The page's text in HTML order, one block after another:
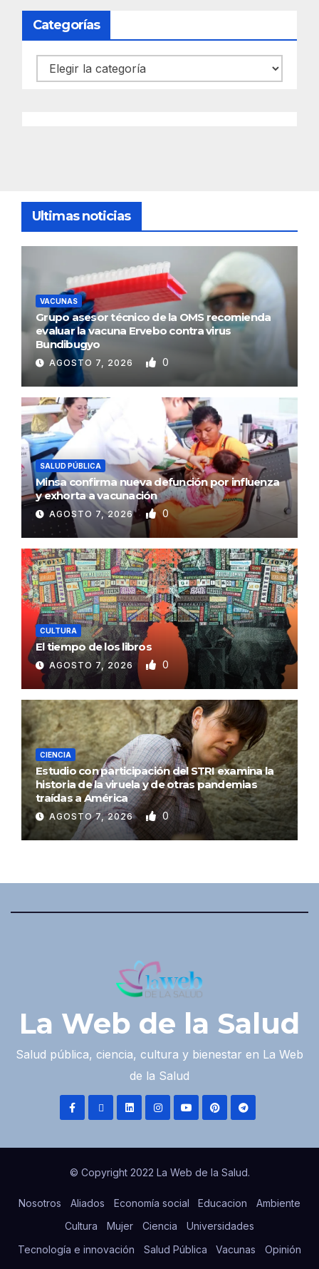
Categorías
Categorías
Ultimas noticias
VACUNAS
Grupo asesor técnico de la OMS recomienda
evaluar la vacuna Ervebo contra virus
Bundibugyo
AGOSTO 7, 2026 0
SALUD PÚBLICA
Minsa confirma nueva defunción por influenza
y exhorta a vacunación
AGOSTO 7, 2026 0
CULTURA
El tiempo de los libros
AGOSTO 7, 2026 0
CIENCIA
Estudio con participación del STRI examina la
historia de la viruela y de otras pandemias
traídas a América
AGOSTO 7, 2026 0
La Web de la Salud
Salud pública, ciencia, cultura y bienestar en La Web
de la Salud
© Copyright 2022 La Web de la Salud.
Nosotros Aliados Economía social Educacion
Ambiente
Cultura
Mujer Ciencia
Universidades
Tecnología e innovación
Salud Pública Vacunas
Opinión